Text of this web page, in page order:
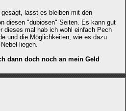
gesagt, lasst es bleiben mit den
diesen "dubiosen" Seiten. Es kann gut
dieses mal hab ich wohl einfach Pech
und die Möglichkeiten, wie es dazu
liegen.
dann doch noch an mein Geld